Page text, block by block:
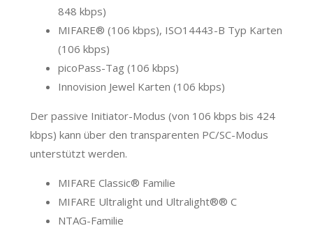
848 kbps)
MIFARE® (106 kbps), ISO14443-B Typ Karten
(106 kbps)
picoPass-Tag (106 kbps)
Innovision Jewel Karten (106 kbps)
Der passive Initiator-Modus (von 106 kbps bis 424
kbps) kann über den transparenten PC/SC-Modus
unterstützt werden.
MIFARE Classic® Familie
MIFARE Ultralight und Ultralight®® C
NTAG-Familie